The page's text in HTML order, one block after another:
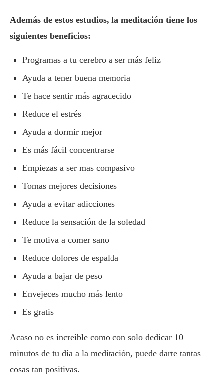
Además de estos estudios, la meditación tiene los
siguientes beneficios:
Programas a tu cerebro a ser más feliz
Ayuda a tener buena memoria
Te hace sentir más agradecido
Reduce el estrés
Ayuda a dormir mejor
Es más fácil concentrarse
Empiezas a ser mas compasivo
Tomas mejores decisiones
Ayuda a evitar adicciones
Reduce la sensación de la soledad
Te motiva a comer sano
Reduce dolores de espalda
Ayuda a bajar de peso
Envejeces mucho más lento
Es gratis
Acaso no es increíble como con solo dedicar 10
minutos de tu día a la meditación, puede darte tantas
cosas tan positivas.